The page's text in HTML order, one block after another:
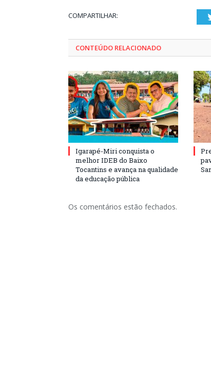
COMPARTILHAR:
CONTEÚDO RELACIONADO
Igarapé-Miri conquista o
melhor IDEB do Baixo
Tocantins e avança na qualidade
da educação pública
Os comentários estão fechados.